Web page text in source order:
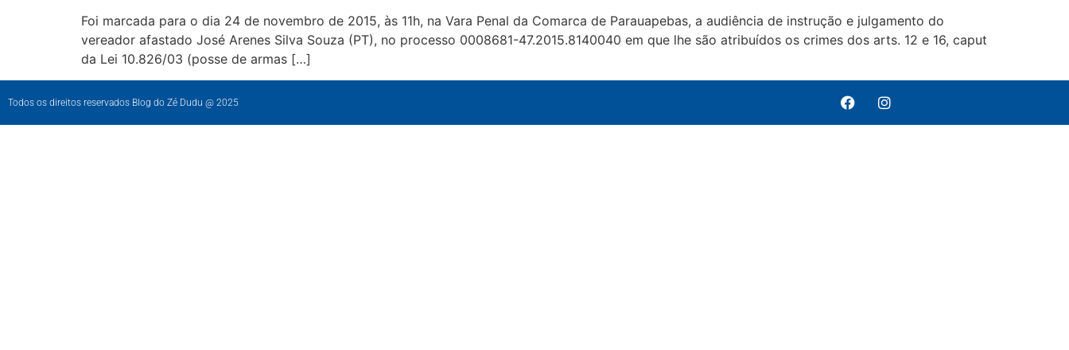
Foi marcada para o dia 24 de novembro de 2015, às 11h, na Vara Penal da Comarca de Parauapebas, a audiência de instrução e julgamento do
vereador afastado José Arenes Silva Souza (PT), no processo 0008681-47.2015.8140040 em que lhe são atribuídos os crimes dos arts. 12 e 16, caput
da Lei 10.826/03 (posse de armas […]
Todos os direitos reservados Blog do Zé Dudu @ 2025